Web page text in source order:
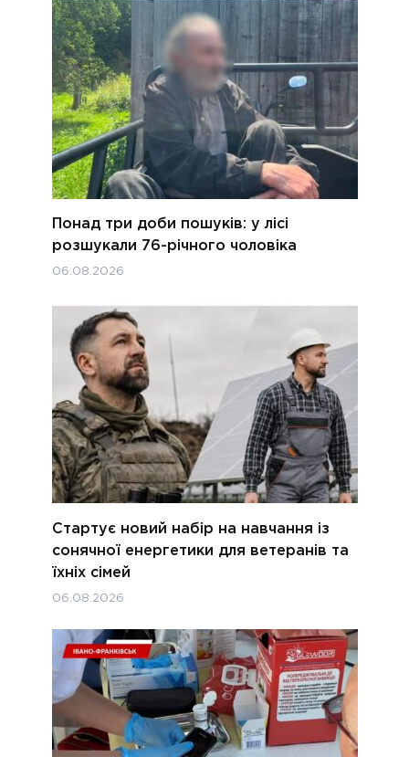
Понад три доби пошуків: у лісі
розшукали 76-річного чоловіка
06.08.2026
Стартує новий набір на навчання із
сонячної енергетики для ветеранів та
їхніх сімей
06.08.2026